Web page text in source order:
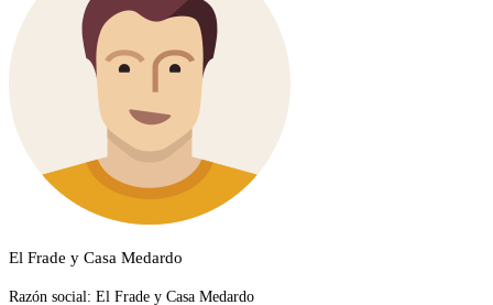
El Frade y Casa Medardo
Razón social: El Frade y Casa Medardo